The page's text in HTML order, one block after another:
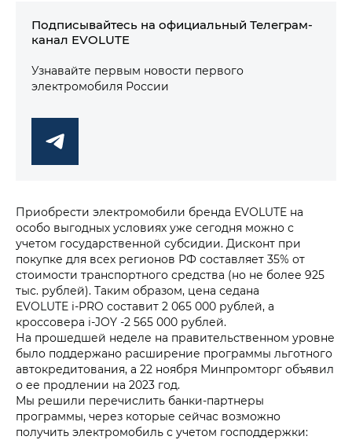
Подписывайтесь на официальный Телеграм-
канал EVOLUTE
Узнавайте первым новости первого
электромобиля России
Приобрести электромобили бренда EVOLUTE на
особо выгодных условиях уже сегодня можно с
учетом государственной субсидии. Дисконт при
покупке для всех регионов РФ составляет 35% от
стоимости транспортного средства (но не более 925
тыс. рублей). Таким образом, цена седана
EVOLUTE i‑PRO составит 2 065 000 рублей, а
кроссовера i‑JOY -2 565 000 рублей.
На прошедшей неделе на правительственном уровне
было поддержано расширение программы льготного
автокредитования, а 22 ноября Минпромторг объявил
о ее продлении на 2023 год.
Мы решили перечислить банки-партнеры
программы, через которые сейчас возможно
получить электромобиль с учетом господдержки: